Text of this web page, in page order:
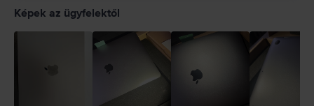
2
Képek az ügyfelektől